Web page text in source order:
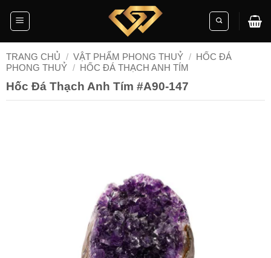
TRANG CHỦ / VẬT PHẨM PHONG THUỶ / HỐC ĐÁ
PHONG THUỶ / HỐC ĐÁ THẠCH ANH TÍM
Hốc Đá Thạch Anh Tím #A90-147